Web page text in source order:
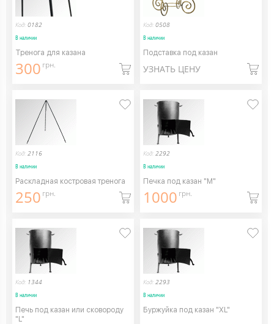
Код: 0182
В наличии
Тренога для казана
300 грн.
Код: 0508
В наличии
Подставка под казан
УЗНАТЬ ЦЕНУ
Код: 2116
В наличии
Раскладная костровая тренога
250 грн.
Код: 2292
В наличии
Печка под казан "M"
1000 грн.
Код: 1344
В наличии
Печь под казан или сковороду
"L"
Код: 2293
В наличии
Буржуйка под казан "XL"